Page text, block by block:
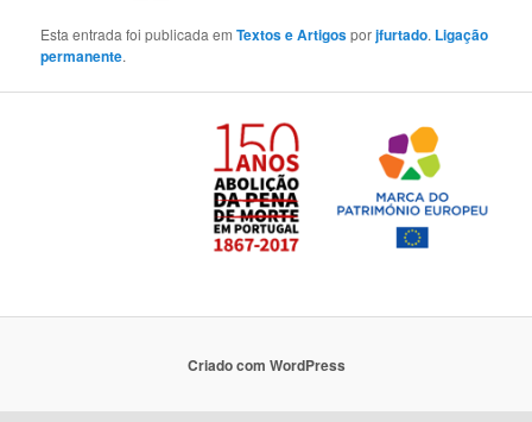
Esta entrada foi publicada emTextos e Artigosporjfurtado. Ligação
permanente.
Criado com WordPress